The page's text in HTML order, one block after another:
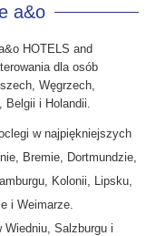
a&o
HOTELS and
dla osób
Węgrzech,
Belgii i Holandii.
w najpiękniejszych
Bremie, Dortmundzie,
Kolonii, Lipsku,
i Weimarze.
Salzburgu i